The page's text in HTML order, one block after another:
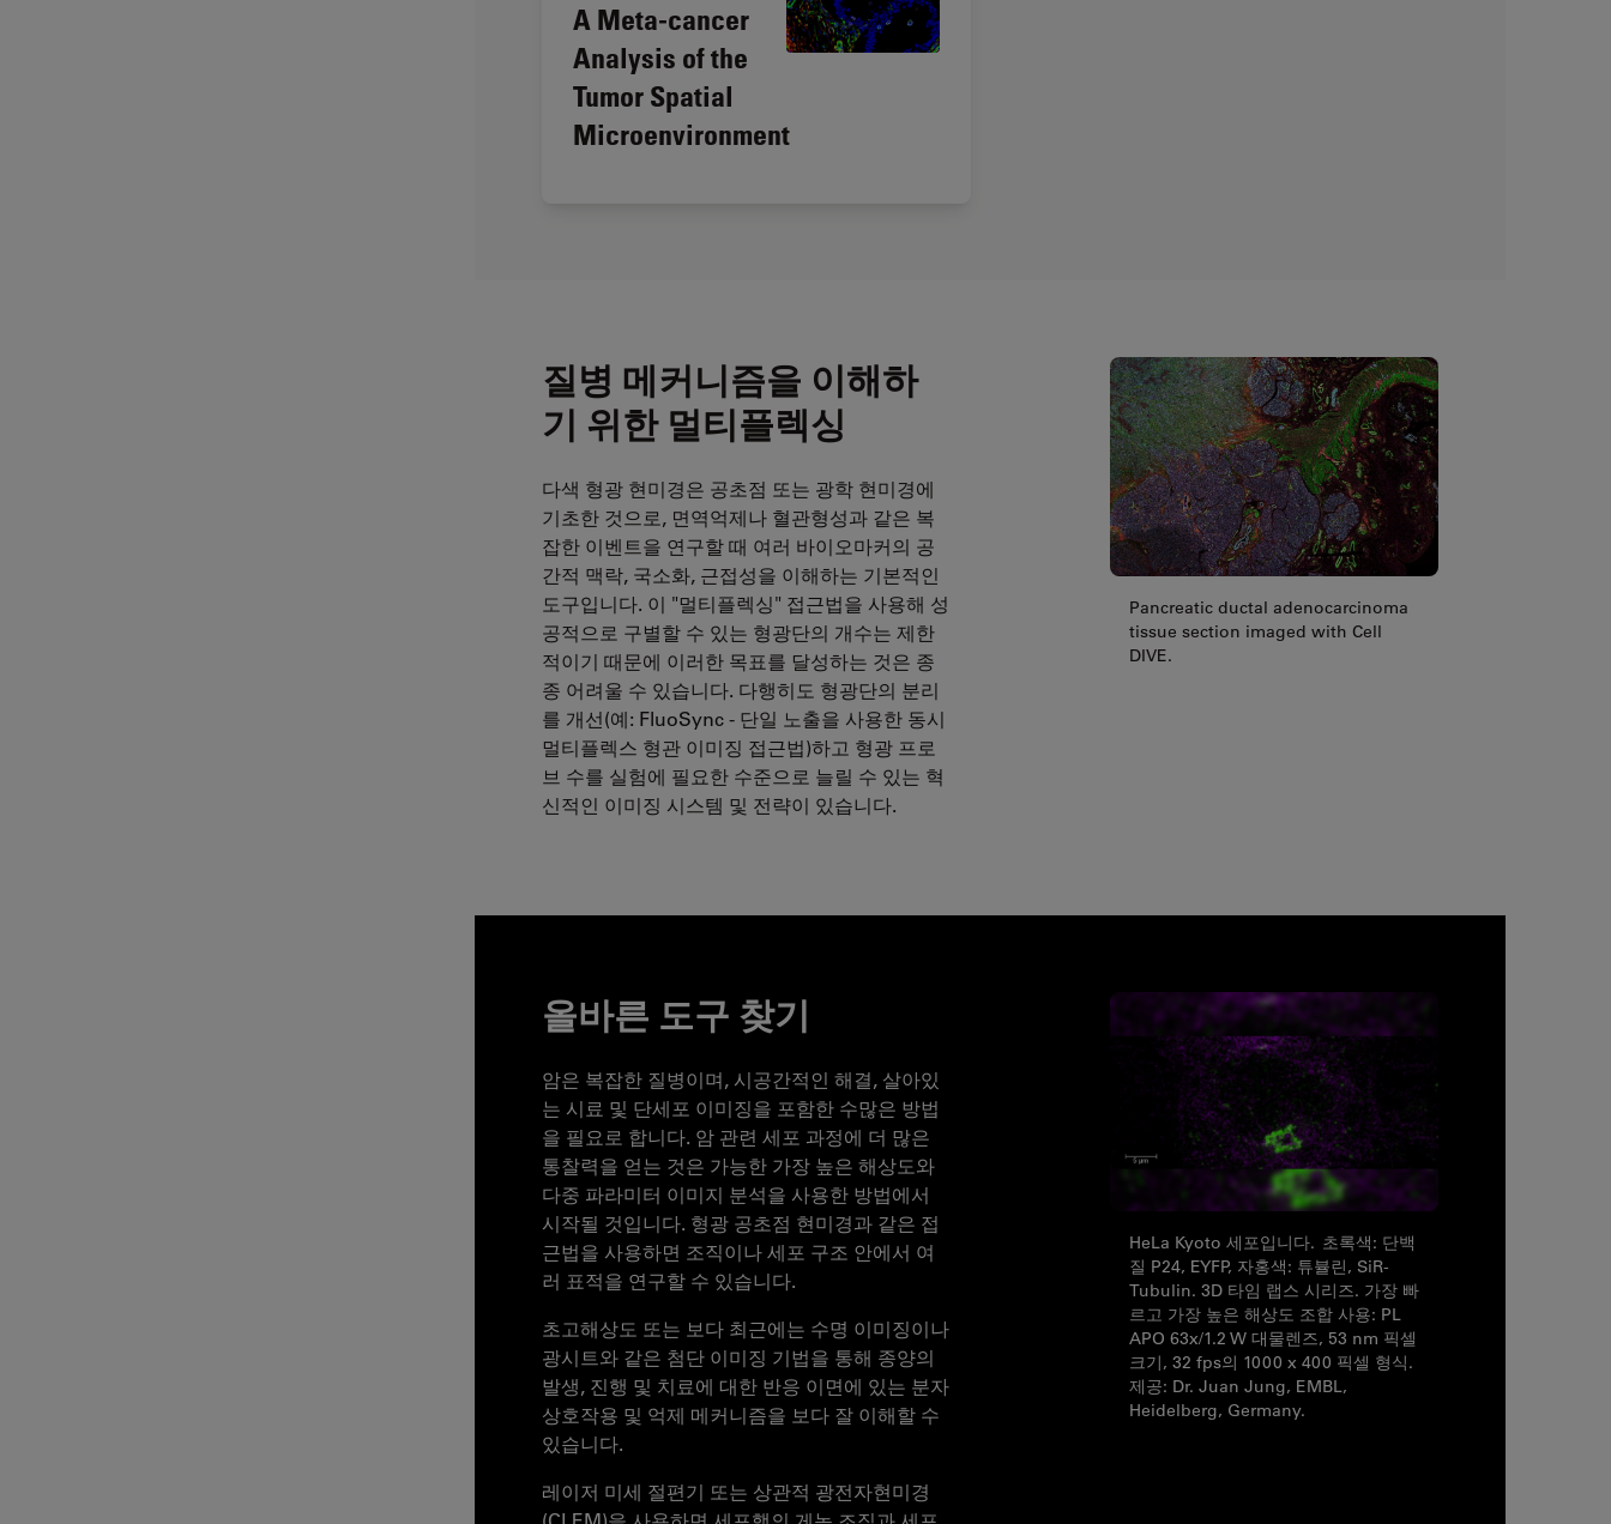
A Meta-cancer
Analysis of the
Tumor Spatial
Microenvironment
질병 메커니즘을 이해하
기 위한 멀티플렉싱
다색 형광 현미경은 공초점 또는 광학 현미경에
기초한 것으로, 면역억제나 혈관형성과 같은 복
잡한 이벤트을 연구할 때 여러 바이오마커의 공
간적 맥락, 국소화, 근접성을 이해하는 기본적인
도구입니다. 이 "멀티플렉싱" 접근법을 사용해 성
공적으로 구별할 수 있는 형광단의 개수는 제한
적이기 때문에 이러한 목표를 달성하는 것은 종
종 어려울 수 있습니다. 다행히도 형광단의 분리
를 개선(예: FluoSync - 단일 노출을 사용한 동시
멀티플렉스 형관 이미징 접근법)하고 형광 프로
브 수를 실험에 필요한 수준으로 늘릴 수 있는 혁
신적인 이미징 시스템 및 전략이 있습니다.
Pancreatic ductal adenocarcinoma
tissue section imaged with Cell
DIVE.
올바른 도구 찾기
암은 복잡한 질병이며, 시공간적인 해결, 살아있
는 시료 및 단세포 이미징을 포함한 수많은 방법
을 필요로 합니다. 암 관련 세포 과정에 더 많은
통찰력을 얻는 것은 가능한 가장 높은 해상도와
다중 파라미터 이미지 분석을 사용한 방법에서
시작될 것입니다. 형광 공초점 현미경과 같은 접
근법을 사용하면 조직이나 세포 구조 안에서 여
러 표적을 연구할 수 있습니다.
초고해상도 또는 보다 최근에는 수명 이미징이나
광시트와 같은 첨단 이미징 기법을 통해 종양의
발생, 진행 및 치료에 대한 반응 이면에 있는 분자
상호작용 및 억제 메커니즘을 보다 잘 이해할 수
있습니다.
레이저 미세 절편기 또는 상관적 광전자현미경
HeLa Kyoto 세포입니다. 초록색: 단백
질 P24, EYFP, 자홍색: 튜뷸린, SiR-
Tubulin. 3D 타임 랩스 시리즈. 가장 빠
르고 가장 높은 해상도 조합 사용: PL
APO 63x/1.2 W 대물렌즈, 53 nm 픽셀
크기, 32 fps의 1000 x 400 픽셀 형식.
제공: Dr. Juan Jung, EMBL,
Heidelberg, Germany.